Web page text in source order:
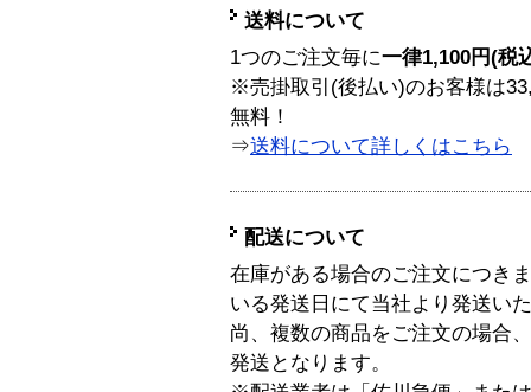
送料について
1つのご注文毎に一律1,100円(税
※売掛取引(後払い)のお客様は
無料！
⇒送料について詳しくはこちら
配送について
在庫がある場合のご注文につき
いる発送日にて当社より発送い
尚、複数の商品をご注文の場合
発送となります。